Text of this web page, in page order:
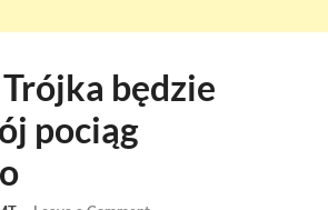
będzie
pociąg